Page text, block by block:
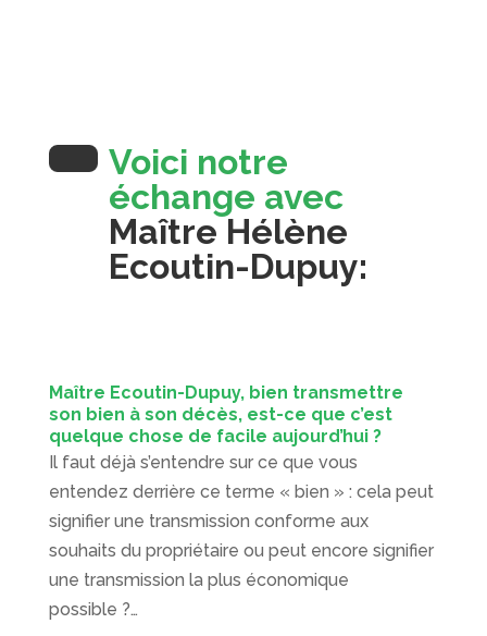
Voici notre
échange avec
Maître Hélène
Ecoutin-Dupuy:
Maître Ecoutin-Dupuy, bien transmettre
son bien à son décès, est-ce que c’est
quelque chose de facile aujourd’hui ?
Il faut déjà s’entendre sur ce que vous
entendez derrière ce terme « bien » : cela peut
signifier une transmission conforme aux
souhaits du propriétaire ou peut encore signifier
une transmission la plus économique
possible ?…